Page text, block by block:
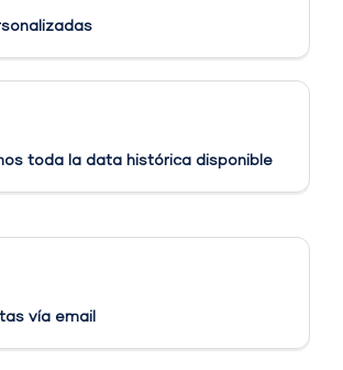
toda la data histórica disponible
vía email​